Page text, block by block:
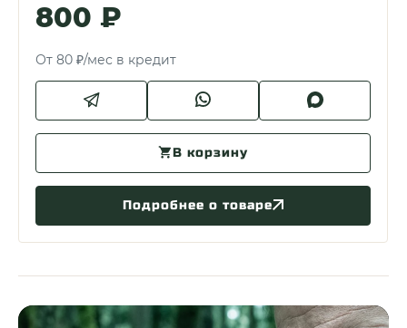
800 ₽
От 80 ₽/мес в кредит
В корзину
Подробнее о товаре